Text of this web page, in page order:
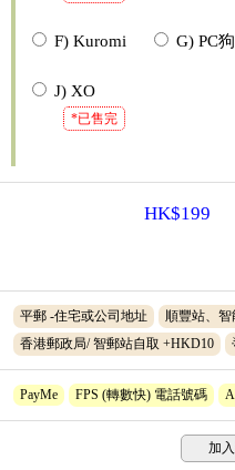
F) Kuromi G) PC狗
J) XO
*已售完
HK$199
平郵 -住宅或公司地址 順豐站、
香港郵政局/ 智郵站自取 +HKD10
PayMe FPS (轉數快) 電話號碼
加